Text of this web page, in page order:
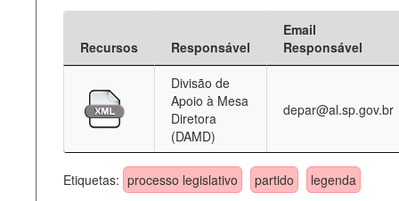
Recursos Responsável
Email
Responsável
Divisão de
Apoio à Mesa
Diretora
(DAMD)
depar@al.sp.gov.br
Etiquetas: processo legislativo partido legenda